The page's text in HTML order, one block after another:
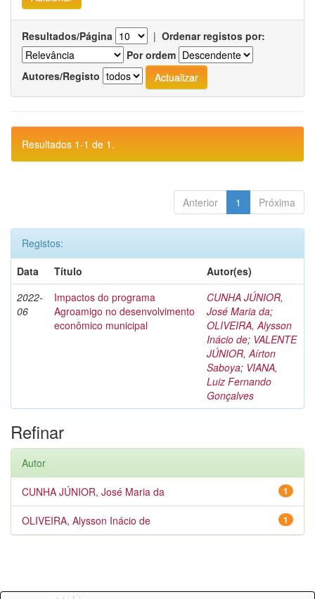
Resultados/Página | Ordenar registos por:
Por ordem
Autores/Registo
Resultados 1-1 de 1.
Anterior 1 Próxima
Registos:
Data
Título
Autor(es)
2022-
06
Impactos do programa
Agroamigo no desenvolvimento
econômico municipal
CUNHA JÚNIOR,
José Maria da;
OLIVEIRA, Alysson
Inácio de; VALENTE
JÚNIOR, Aírton
Saboya; VIANA,
Luiz Fernando
Gonçalves
Refinar
Autor
1
CUNHA JÚNIOR, José Maria da
1
OLIVEIRA, Alysson Inácio de